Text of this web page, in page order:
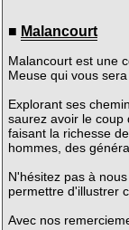
■ Malancourt
Malancourt est une
Meuse qui vous
Explorant ses
saurez avoir le
faisant la richesse
hommes, des
N'hésitez pas à
permettre d'illustrer
Avec nos